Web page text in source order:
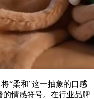
“柔和”这一抽象的口感
的情感符号。在行业品牌